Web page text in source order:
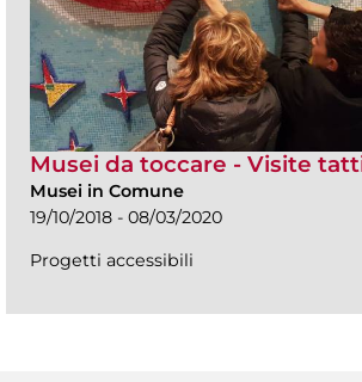
Musei da toccare - Visite
Musei in Comune
19/10/2018 - 08/03/2020
Progetti accessibili